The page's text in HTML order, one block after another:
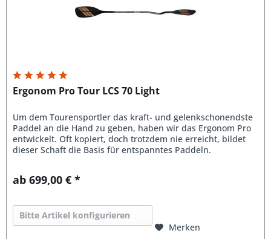
Ergonom Pro Tour LCS 70 Light
Um dem Tourensportler das kraft- und gelenkschonendste
Paddel an die Hand zu geben, haben wir das Ergonom Pro
entwickelt. Oft kopiert, doch trotzdem nie erreicht, bildet
dieser Schaft die Basis für entspanntes Paddeln.
ab 699,00 € *
Bitte Artikel konfigurieren
Merken